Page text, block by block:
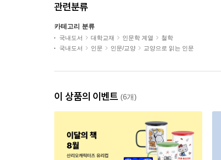
관련분류
카테고리 분류
국내도서 대학교재 인문학 계열
철학
국내도서
인문 인문/교양 교양으로 읽는 인문
이 상품의 이벤트 (6개)